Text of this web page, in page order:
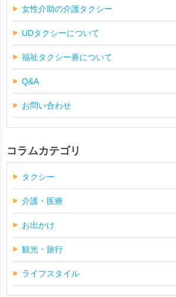
女性介助の介護タクシー
UDタクシーについて
福祉タクシー券について
Q&A
お問い合わせ
コラムカテゴリ
タクシー
介護・医療
お出かけ
観光・旅行
ライフスタイル